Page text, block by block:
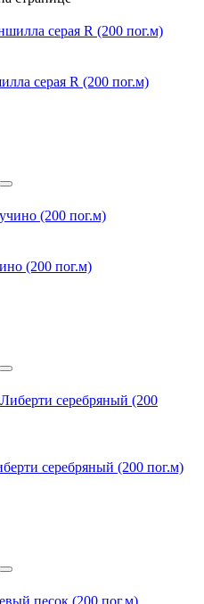
серая R (200 пог.м)
(200 пог.м)
серебряный (200 пог.м)